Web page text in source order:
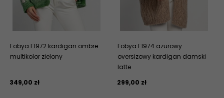
Fobya F1972 kardigan ombre
multikolor zielony
349,00 zł
Fobya F1974 ażurowy
oversizowy kardigan damski
latte
299,00 zł